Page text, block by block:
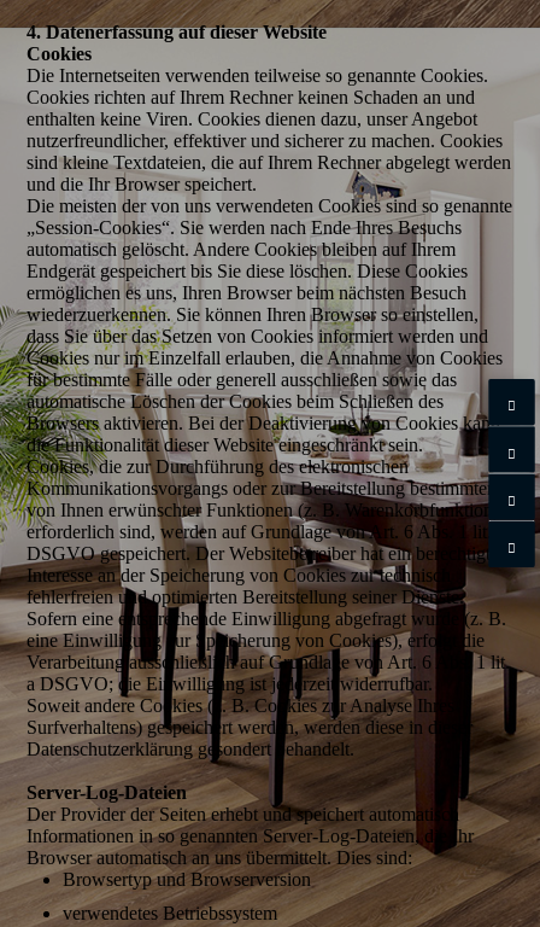
4. Datenerfassung auf dieser Website
Cookies
Die Internetseiten verwenden teilweise so genannte Cookies.
Cookies richten auf Ihrem Rechner keinen Schaden an und
enthalten keine Viren. Cookies dienen dazu, unser Angebot
nutzerfreundlicher, effektiver und sicherer zu machen. Cookies
sind kleine Textdateien, die auf Ihrem Rechner abgelegt werden
und die Ihr Browser speichert.
Die meisten der von uns verwendeten Cookies sind so genannte
„Session-Cookies“. Sie werden nach Ende Ihres Besuchs
automatisch gelöscht. Andere Cookies bleiben auf Ihrem
Endgerät gespeichert bis Sie diese löschen. Diese Cookies
ermöglichen es uns, Ihren Browser beim nächsten Besuch
wiederzuerkennen. Sie können Ihren Browser so einstellen,
dass Sie über das Setzen von Cookies informiert werden und
Cookies nur im Einzelfall erlauben, die Annahme von Cookies
für bestimmte Fälle oder generell ausschließen sowie das
automatische Löschen der Cookies beim Schließen des
Browsers aktivieren. Bei der Deaktivierung von Cookies kann
die Funktionalität dieser Website eingeschränkt sein.
Cookies, die zur Durchführung des elektronischen
Kommunikationsvorgangs oder zur Bereitstellung bestimmter,
von Ihnen erwünschter Funktionen (z. B. Warenkorbfunktion)
erforderlich sind, werden auf Grundlage von Art. 6 Abs. 1 lit. f
DSGVO gespeichert. Der Websitebetreiber hat ein berechtigtes
Interesse an der Speicherung von Cookies zur technisch
fehlerfreien und optimierten Bereitstellung seiner Dienste.
Sofern eine entsprechende Einwilligung abgefragt wurde (z. B.
eine Einwilligung zur Speicherung von Cookies), erfolgt die
Verarbeitung ausschließlich auf Grundlage von Art. 6 Abs. 1 lit.
a DSGVO; die Einwilligung ist jederzeit widerrufbar.
Soweit andere Cookies (z. B. Cookies zur Analyse Ihres
Surfverhaltens) gespeichert werden, werden diese in dieser
Datenschutzerklärung gesondert behandelt.
Server-Log-Dateien
Der Provider der Seiten erhebt und speichert automatisch
Informationen in so genannten Server-Log-Dateien, die Ihr
Browser automatisch an uns übermittelt. Dies sind:
Browsertyp und Browserversion
verwendetes Betriebssystem